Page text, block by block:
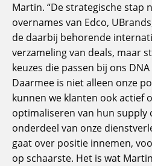
Martin. “De strategische stap
overnames van Edco,
de daarbij behorende
verzameling van deals, maar
keuzes die passen bij ons
Daarmee is niet alleen onze
kunnen we klanten ook actief
optimaliseren van hun supply
onderdeel van onze
gaat over positie innemen,
op schaarste. Het is wat